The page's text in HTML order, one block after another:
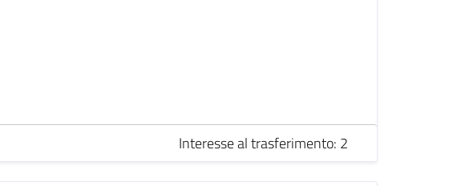
Interesse al trasferimento: 2